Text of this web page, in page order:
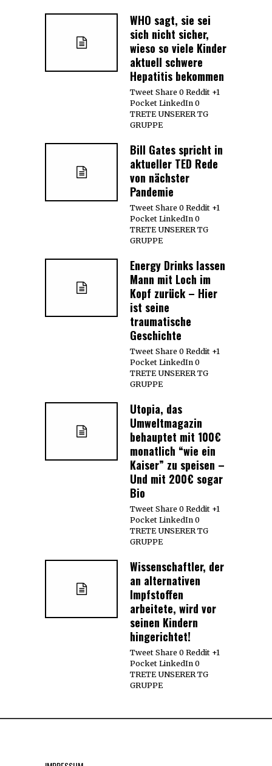
WHO sagt, sie sei
sich nicht sicher,
wieso so viele Kinder
aktuell schwere
Hepatitis bekommen
Tweet Share 0 Reddit +1
Pocket LinkedIn 0
TRETE UNSERER TG
GRUPPE
Bill Gates spricht in
aktueller TED Rede
von nächster
Pandemie
Tweet Share 0 Reddit +1
Pocket LinkedIn 0
TRETE UNSERER TG
GRUPPE
Energy Drinks lassen
Mann mit Loch im
Kopf zurück – Hier
ist seine
traumatische
Geschichte
Tweet Share 0 Reddit +1
Pocket LinkedIn 0
TRETE UNSERER TG
GRUPPE
Utopia, das
Umweltmagazin
behauptet mit 100€
monatlich “wie ein
Kaiser” zu speisen –
Und mit 200€ sogar
Bio
Tweet Share 0 Reddit +1
Pocket LinkedIn 0
TRETE UNSERER TG
GRUPPE
Wissenschaftler, der
an alternativen
Impfstoffen
arbeitete, wird vor
seinen Kindern
hingerichtet!
Tweet Share 0 Reddit +1
Pocket LinkedIn 0
TRETE UNSERER TG
GRUPPE